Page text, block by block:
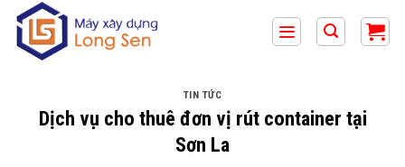
qua
TIN TỨC
Dịch vụ cho thuê đơn vị rút container tại
Sơn La